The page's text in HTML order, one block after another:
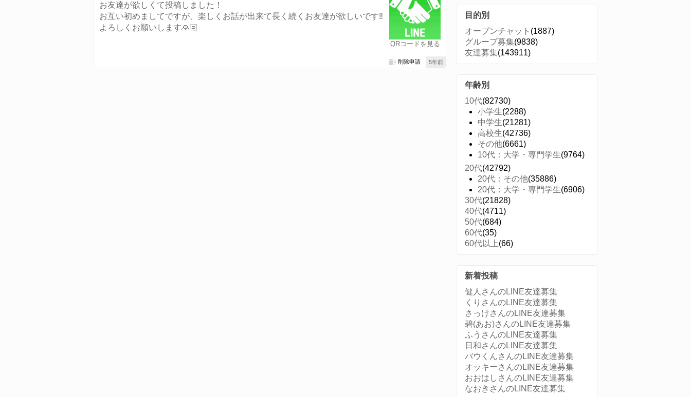
QRコードを見る
お友達が欲しくて投稿しました！
お互い初めましてですが、楽しくお話が出来て長く続くお友達が欲しいです‼︎
よろしくお願いします🙏🏻
5年前
削除申請
目的別
オープンチャット (1887)
グループ募集(9838)
友達募集(143911)
年齢別
10代(82730)
小学生(2288)
中学生(21281)
高校生(42736)
その他(6661)
10代：大学・専門学生(9764)
20代(42792)
20代：その他(35886)
20代：大学・専門学生(6906)
30代(21828)
40代(4711)
50代(684)
60代(35)
60代以上(66)
新着投稿
健人さんのLINE友達募集
くりさんのLINE友達募集
さっけさんのLINE友達募集
碧(あお)さんのLINE友達募集
ふうさんのLINE友達募集
日和さんのLINE友達募集
バウくんさんのLINE友達募集
オッキーさんのLINE友達募集
おおはしさんのLINE友達募集
なおきさんのLINE友達募集